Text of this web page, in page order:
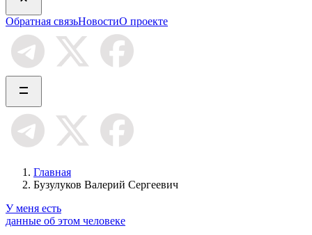
Обратная связьНовостиО проекте
Главная
Бузулуков Валерий Сергеевич
У меня есть
данные об этом человеке